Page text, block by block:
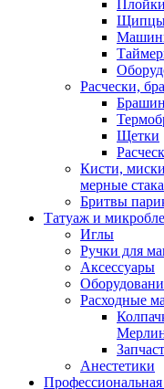
Плойки
Расчески,
Щетки
Кисти,
мерные
Бритвы
Татуаж и
Иглы
Ручки для
Аксессуары
Расходные
Анестетики